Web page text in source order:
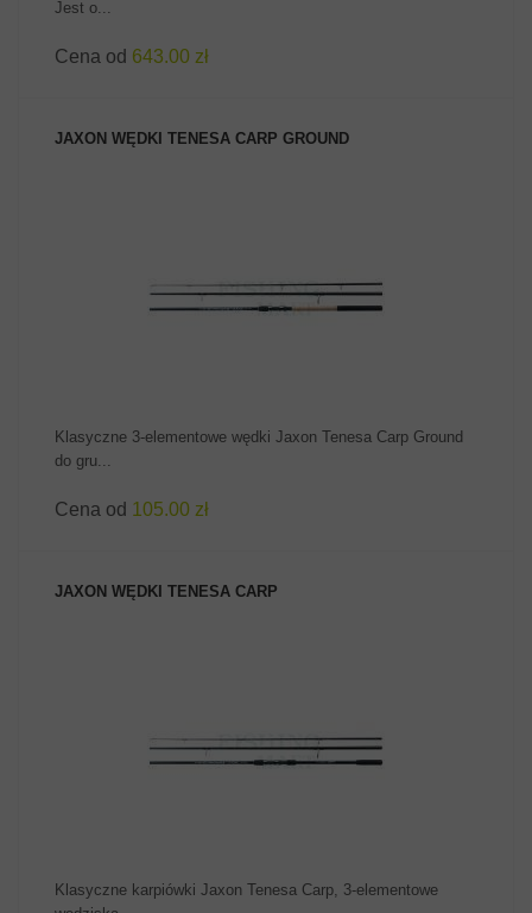
Jest o...
Cena od 643.00 zł
JAXON WĘDKI TENESA CARP GROUND
Klasyczne 3-elementowe wędki Jaxon Tenesa Carp Ground
do gru...
Cena od 105.00 zł
JAXON WĘDKI TENESA CARP
Klasyczne karpiówki Jaxon Tenesa Carp, 3-elementowe